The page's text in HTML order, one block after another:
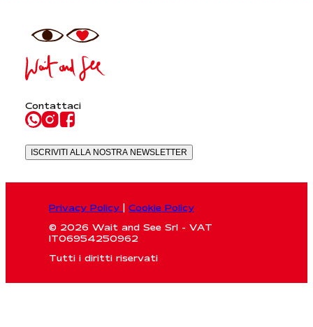
Contattaci
ISCRIVITI ALLA NOSTRA NEWSLETTER
Privacy Policy
Cookie Policy
© 2026 Wait and See Srl - VAT
IT06954250962
Tutti i diritti riservati